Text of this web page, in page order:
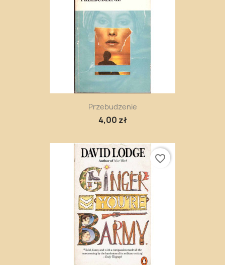
Przebudzenie
4,00 zł
favorite_border